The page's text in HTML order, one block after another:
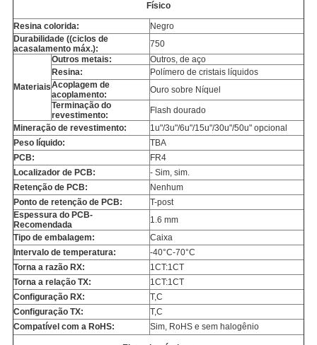
Físico
Resina colorida:
Negro
Durabilidade ((ciclos de
acasalamento máx.):
750
Materiais
Outros metais:
Outros, de aço
Resina:
Polímero de cristais líquidos
Acoplagem de
acoplamento:
Ouro sobre Níquel
Terminação do
revestimento:
Flash dourado
Mineração de revestimento:
1u"/3u"/6u"/15u"/30u"/50u" opcional
Peso líquido:
TBA
PCB:
FR4
Localizador de PCB:
- Sim, sim.
Retenção de PCB:
Nenhum
Ponto de retenção de PCB:
T-post
Espessura do PCB-
Recomendada
1.6 mm
Tipo de embalagem:
Caixa
Intervalo de temperatura:
-40°C-70°C
Torna a razão RX:
1CT:1CT
Torna a relação TX:
1CT:1CT
Configuração RX:
T,C
Configuração TX:
T,C
Compatível com a RoHS:
Sim, RoHS e sem halogênio